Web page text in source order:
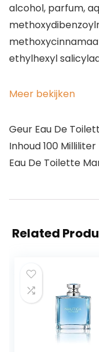
alcohol, parfum,
ethylhexyl
Meer bekijken
Geur Eau De
Inhoud 100 Milliliter
Eau De Toilette
Related